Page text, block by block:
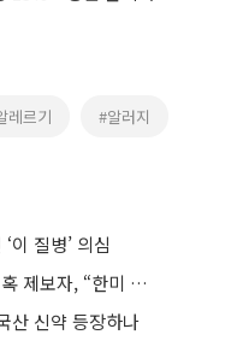
레르기 #알러지
이 질병’ 의심
한미약품 송영숙 회장 법인카드 의혹 제보자, “한미 잘 되기 바라는 마음”
산 신약 등장하나